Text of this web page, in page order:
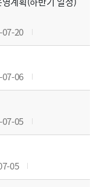
20
06
05
05